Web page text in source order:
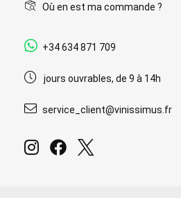
Où en est ma commande ?
+34 634 871 709
jours ouvrables, de 9 à 14h
service_client@vinissimus.fr